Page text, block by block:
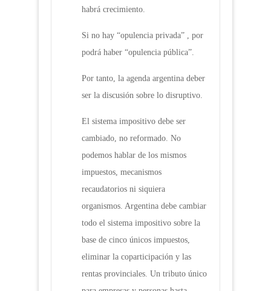
habrá crecimiento.
Si no hay “opulencia privada” , por
podrá haber “opulencia pública”.
Por tanto, la agenda argentina deber
ser la discusión sobre lo disruptivo.
El sistema impositivo debe ser
cambiado, no reformado. No
podemos hablar de los mismos
impuestos, mecanismos
recaudatorios ni siquiera
organismos. Argentina debe cambiar
todo el sistema impositivo sobre la
base de cinco únicos impuestos,
eliminar la coparticipación y las
rentas provinciales. Un tributo único